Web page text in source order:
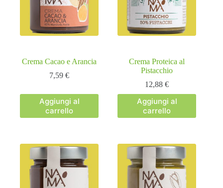
Crema Cacao e Arancia
7,59€
Aggiungi al
carrello
Crema Proteica al
Pistacchio
12,88€
Aggiungi al
carrello